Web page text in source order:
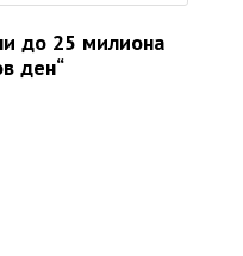
до 25 милиона
ден“